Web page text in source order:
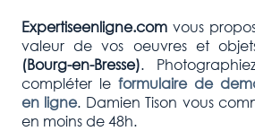
Expertiseenligne.comvous
valeur de vos oeuvres et
(Bourg-en-Bresse).
compléter le formulaire de
en ligne. Damien Tison vous
en moins de 48h.